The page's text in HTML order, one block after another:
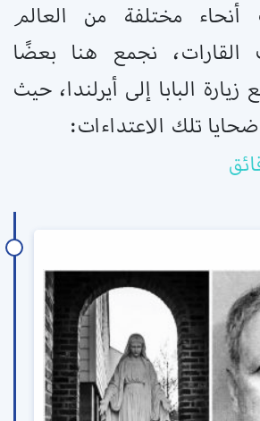
مختلفة من العالم
نجمع هنا بعضًا
زيارة البابا إلى أيرلندا، حيث
تلك الاعتداءات: